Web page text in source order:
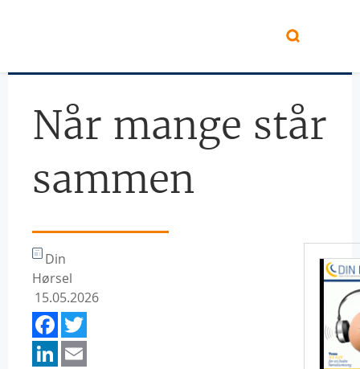
Når mange står
sammen
Din
Hørsel
15.05.2026
Facebook
LinkedIn